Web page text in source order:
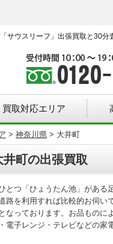
サウスリーフ」出張買取と30分
買取対応エリア
> 神奈川県 > 大井町
町の出張買取
とつ「ひょうたん池」がある
路を利用すれば比較的お伺
なっております。お品ものに
電子レンジ・テレビなどの